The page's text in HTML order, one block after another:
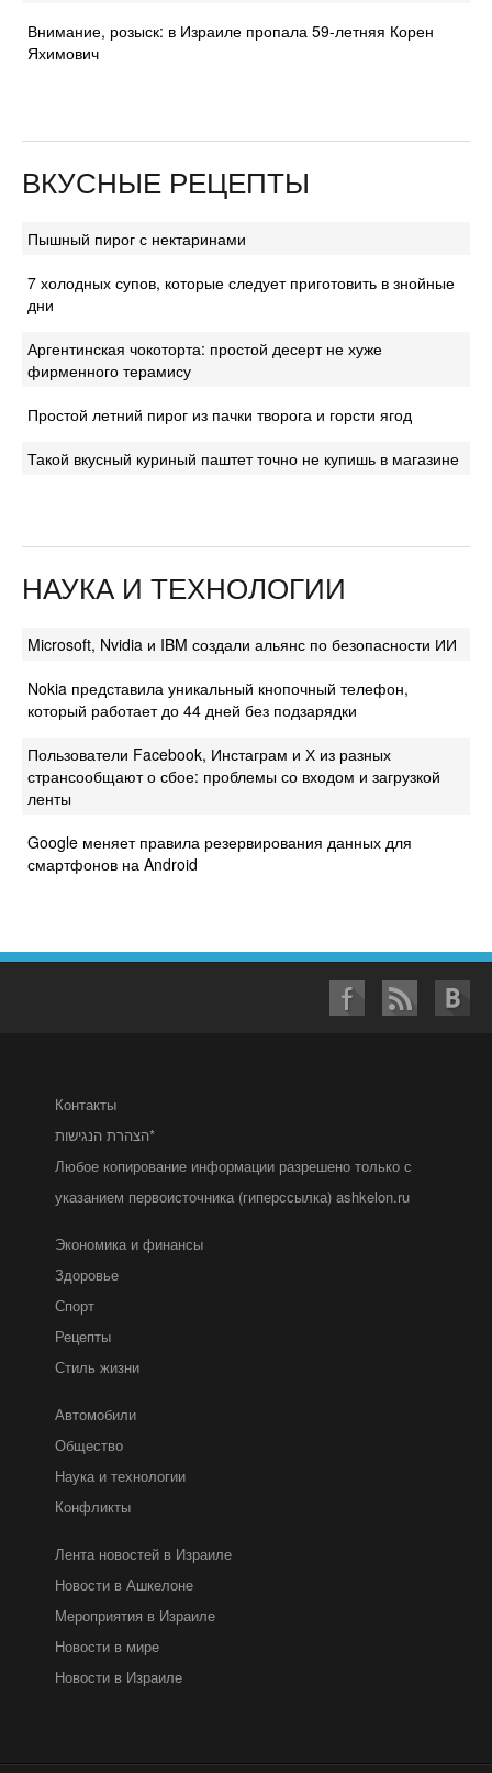
Внимание, розыск: в Израиле пропала 59-летняя Корен
Яхимович
ВКУСНЫЕ РЕЦЕПТЫ
Пышный пирог с нектаринами
7 холодных супов, которые следует приготовить в знойные
дни
Аргентинская чокоторта: простой десерт не хуже
фирменного терамису
Простой летний пирог из пачки творога и горсти ягод
Такой вкусный куриный паштет точно не купишь в магазине
НАУКА И ТЕХНОЛОГИИ
Microsoft, Nvidia и IBM создали альянс по безопасности ИИ
Nokia представила уникальный кнопочный телефон,
который работает до 44 дней без подзарядки
Пользователи Facebook, Инстаграм и Х из разных
странсообщают о сбое: проблемы со входом и загрузкой
ленты
Google меняет правила резервирования данных для
смартфонов на Android
Контакты
הצהרת הנגישות*
Любое копирование информации разрешено только с
указанием первоисточника (гиперссылка) ashkelon.ru
Экономика и финансы
Здоровье
Спорт
Рецепты
Стиль жизни
Автомобили
Общество
Наука и технологии
Конфликты
Лента новостей в Израиле
Новости в Ашкелоне
Мероприятия в Израиле
Новости в мире
Новости в Израиле